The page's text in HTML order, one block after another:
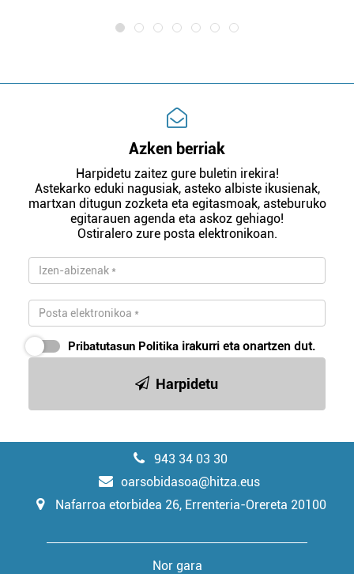
Azken berriak
Harpidetu zaitez gure buletin irekira!
Astekarko eduki nagusiak, asteko albiste ikusienak,
martxan ditugun zozketa eta egitasmoak, asteburuko
egitarauen agenda eta askoz gehiago!
Ostiralero zure posta elektronikoan.
Pribatutasun Politika irakurri eta onartzen dut.
Harpidetu
943 34 03 30
oarsobidasoa@hitza.eus
Nafarroa etorbidea 26, Errenteria-Orereta 20100
Nor gara